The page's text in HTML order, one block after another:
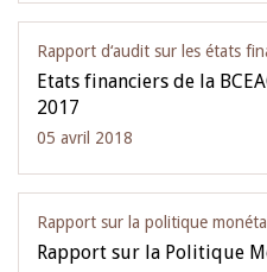
Rapport d‘audit sur les états
Etats financiers de la
2017
05 avril 2018
Rapport sur la politique
Rapport sur la Politique